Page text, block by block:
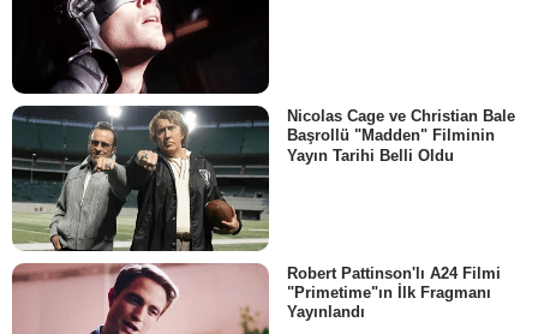
Nicolas Cage ve Christian Bale
Başrollü "Madden" Filminin
Yayın Tarihi Belli Oldu
Robert Pattinson'lı A24 Filmi
"Primetime"ın İlk Fragmanı
Yayınlandı